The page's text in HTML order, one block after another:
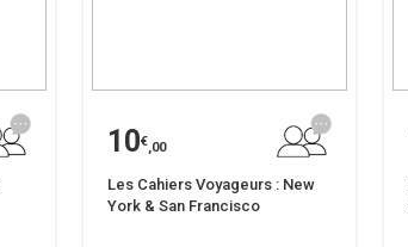
10€,00
Les Cahiers Voyageurs : New
York & San Francisco